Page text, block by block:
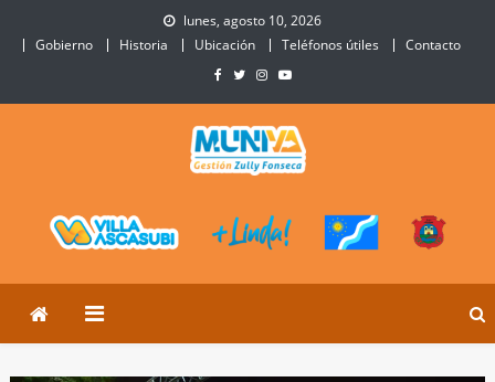
lunes, agosto 10, 2026
Gobierno
Historia Ubicación Teléfonos útiles Contacto
Ascasubi